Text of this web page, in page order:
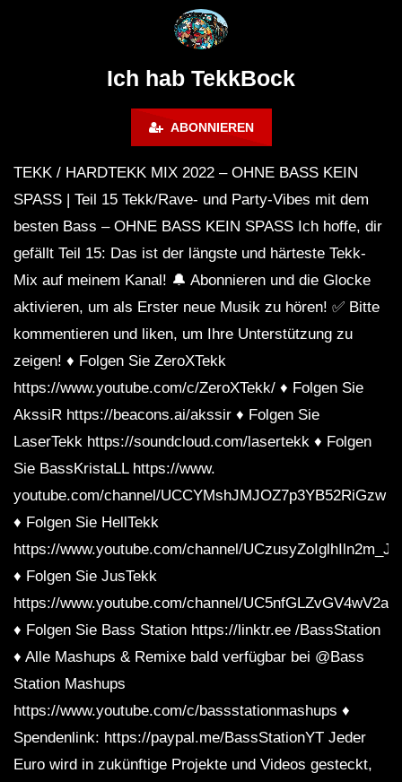
Halberstadt 06.07.13 [HQ]
Ich hab TekkBock
ABONNIEREN
TEKK / HARDTEKK MIX 2022 – OHNE BASS KEIN
SPASS | Teil 15 Tekk/Rave- und Party-Vibes mit dem
besten Bass – OHNE BASS KEIN SPASS Ich hoffe, dir
gefällt Teil 15: Das ist der längste und härteste Tekk-
Mix auf meinem Kanal! 🔔 Abonnieren und die Glocke
aktivieren, um als Erster neue Musik zu hören! ✅ Bitte
kommentieren und liken, um Ihre Unterstützung zu
zeigen! ♦ Folgen Sie ZeroXTekk
https://www.youtube.com/c/ZeroXTekk/ ♦ Folgen Sie
AkssiR https://beacons.ai/akssir ♦ Folgen Sie
LaserTekk https://soundcloud.com/lasertekk ♦ Folgen
Sie BassKristaLL https://www.
youtube.com/channel/UCCYMshJMJOZ7p3YB52RiGzw
♦ Folgen Sie HellTekk
https://www.youtube.com/channel/
♦ Folgen Sie JusTekk
https://www.youtube.com/channel/
♦ Folgen Sie Bass Station https://linktr.ee /BassStation
♦ Alle Mashups & Remixe bald verfügbar bei @Bass
Station Mashups
https://www.youtube.com/c/bassstationmashups ♦
Spendenlink: https://paypal.me/BassStationYT Jeder
Euro wird in zukünftige Projekte und Videos gesteckt,